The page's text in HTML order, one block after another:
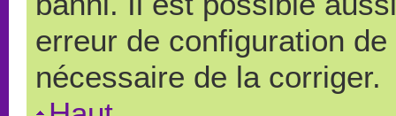
erreur de configuration
nécessaire de la corriger.